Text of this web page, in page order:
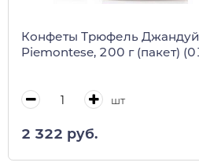
Конфеты Трюфель
Piemontese, 200 г (пакет)
шт
2 322 руб.